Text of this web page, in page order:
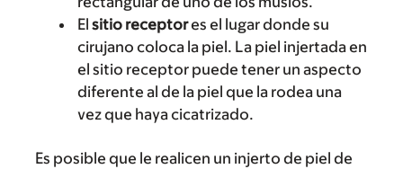
El sitio receptores el lugar donde su
cirujano coloca la piel. La piel injertada en
el sitio receptor puede tener un aspecto
diferente al de la piel que la rodea una
vez que haya cicatrizado.
Es posible que le realicen un injerto de piel de